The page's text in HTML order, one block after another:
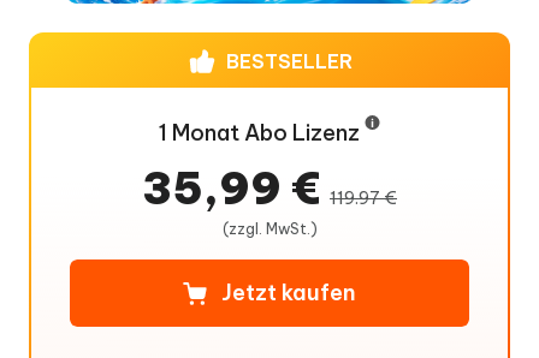
BESTSELLER
1 Monat Abo Lizenz
35,99 € 119.97 €
(zzgl. MwSt.)
Jetzt kaufen